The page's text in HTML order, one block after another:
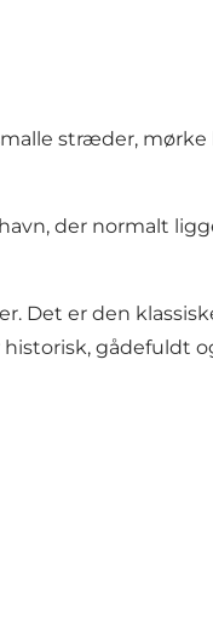
stræder,
der normalt
Det er den
gådefuldt